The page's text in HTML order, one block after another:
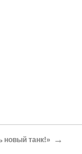
новый танк!» →